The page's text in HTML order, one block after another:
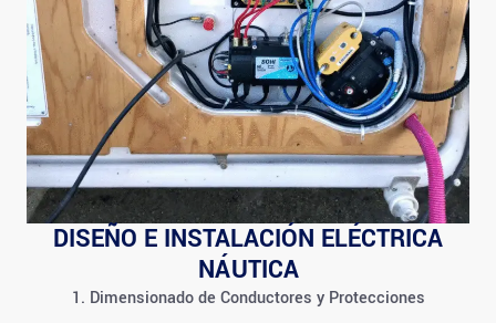
DISEÑO E INSTALACIÓN ELÉCTRICA
NÁUTICA
1. Dimensionado de Conductores y Protecciones